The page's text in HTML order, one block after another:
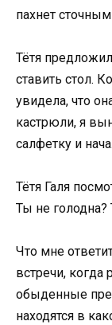
пахнет
Тётя
ставить стол.
увидела, что
кастрюли, я
салфетку и
Тётя Галя
Ты не голодна?
Что мне
встречи, когда
обыденные
находятся в